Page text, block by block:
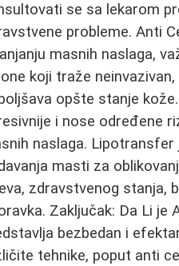
se sa lekarom
probleme. Anti
masnih naslaga,
koji traže
opšte stanje
i nose određene
naslaga. Lipotransfer
masti za
zdravstvenog stanja,
Zaključak: Da Li
bezbedan i
tehnike, poput anti